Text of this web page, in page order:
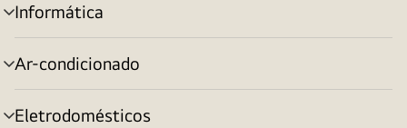
Informática
alternar
menu
Ar-condicionado
alternar
menu
Eletrodomésticos
alternar